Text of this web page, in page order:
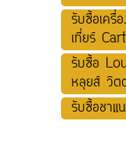
รับซื้อเครื่
เที่ยร์
รับซื้อ
หลุยส์ วิต
รับซื้อชาแ